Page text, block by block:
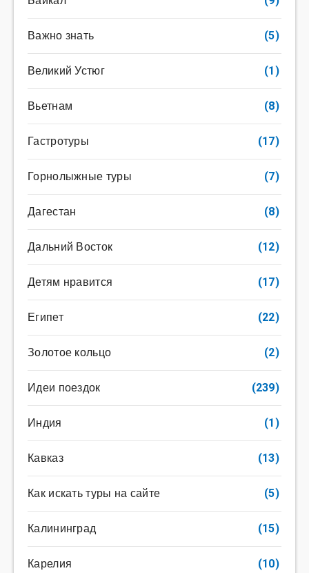
Важно знать (5)
Великий Устюг (1)
Вьетнам (8)
Гастротуры (17)
Горнолыжные туры (7)
Дагестан (8)
Дальний Восток (12)
Детям нравится (17)
Египет (22)
Золотое кольцо (2)
Идеи поездок (239)
Индия (1)
Кавказ (13)
Как искать туры на сайте (5)
Калининград (15)
Карелия (10)